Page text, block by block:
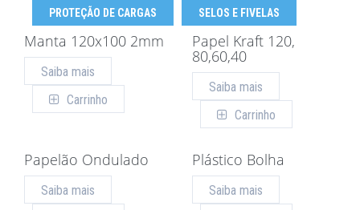
PROTEÇÃO DE CARGAS SELOS E FIVELAS
Manta 120x100 2mm
Saiba mais
Carrinho
Papel Kraft 120,
80,60,40
Saiba mais
Carrinho
Papelão Ondulado
Saiba mais
Plástico Bolha
Saiba mais